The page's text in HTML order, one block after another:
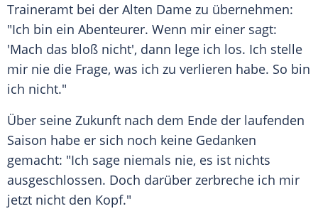
Traineramt bei der Alten Dame zu übernehmen:
"Ich bin ein Abenteurer. Wenn mir einer sagt:
'Mach das bloß nicht', dann lege ich los. Ich stelle
mir nie die Frage, was ich zu verlieren habe. So bin
ich nicht."
Über seine Zukunft nach dem Ende der laufenden
Saison habe er sich noch keine Gedanken
gemacht: "Ich sage niemals nie, es ist nichts
ausgeschlossen. Doch darüber zerbreche ich mir
jetzt nicht den Kopf."